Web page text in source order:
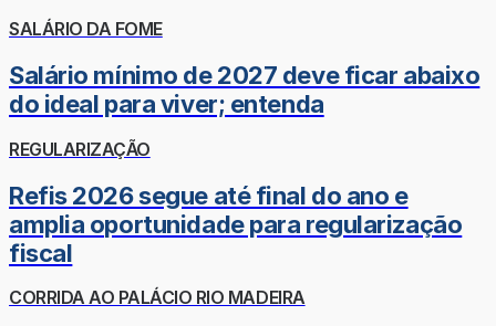
SALÁRIO DA FOME
Salário mínimo de 2027 deve ficar abaixo
do ideal para viver; entenda
REGULARIZAÇÃO
Refis 2026 segue até final do ano e
amplia oportunidade para regularização
fiscal
CORRIDA AO PALÁCIO RIO MADEIRA